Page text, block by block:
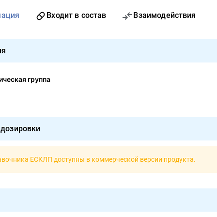
Входит в состав Взаимодействия
группа
ЕСКЛП доступны в коммерческой версии продукта.